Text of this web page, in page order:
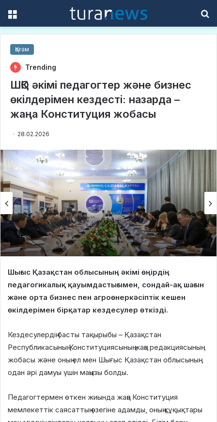
Қоғам
Trending
ШҚО әкімі педагогтер және бизнес
өкілдерімен кездесті: назарда –
жаңа Конституция жобасы
28.02.2026
Шығыс Қазақстан облысының әкімі өңірдің
педагогикалық қауымдастығымен, сондай-ақ шағын
және орта бизнес пен агроөнеркәсіптік кешен
өкілдерімен бірқатар кездесулер өткізді.
Кездесулердің басты тақырыбы – Қазақстан
Республикасының Конституциясының жаңа редакциясының
жобасы және оның ел мен Шығыс Қазақстан облысының
одан әрі дамуы үшін маңызы болды.
Педагогтермен өткен жиында жаңа Конституция
мемлекеттік саясаттың өзегіне адамды, оның құқықтары